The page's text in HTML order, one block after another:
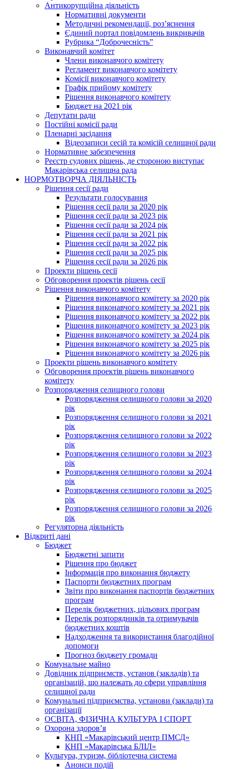
Антикорупційна діяльність
Нормативні документи
Методичні рекомендації, роз’яснення
Єдиний портал повідомлень викривачів
Рубрика “Доброчесність”
Виконавчий комітет
Члени виконавчого комітету
Регламент виконавчого комітету
Комісії виконавчого комітету
Графік прийому комітету
Рішення виконавчого комітету
Бюджет на 2021 рік
Депутати ради
Постійні комісії ради
Пленарні засідання
Відеозаписи сесій та комісій селищної ради
Нормативне забезпечення
Реєстр судових рішень, де стороною виступає
Макарівська селищна рада
НОРМОТВОРЧА ДІЯЛЬНІСТЬ
Рішення сесії ради
Результати голосування
Рішення сесії ради за 2020 рік
Рішення сесії ради за 2023 рік
Рішення сесії ради за 2024 рік
Рішення сесії ради за 2021 рік
Рішення сесії ради за 2022 рік
Рішення сесії ради за 2025 рік
Рішення сесії ради за 2026 рік
Проекти рішень сесії
Обговорення проектів рішень сесії
Рішення виконавчого комітету
Рішення виконавчого комітету за 2020 рік
Рішення виконавчого комітету за 2021 рік
Рішення виконавчого комітету за 2022 рік
Рішення виконавчого комітету за 2023 рік
Рішення виконавчого комітету за 2024 рік
Рішення виконавчого комітету за 2025 рік
Рішення виконавчого комітету за 2026 рік
Проекти рішень виконавчого комітету
Обговорення проектів рішень виконавчого
комітету
Розпорядження селищного голови
Розпорядження селищного голови за 2020
рік
Розпорядження селищного голови за 2021
рік
Розпорядження селищного голови за 2022
рік
Розпорядження селищного голови за 2023
рік
Розпорядження селищного голови за 2024
рік
Розпорядження селищного голови за 2025
рік
Розпорядження селищного голови за 2026
рік
Регуляторна діяльність
Відкриті дані
Бюджет
Бюджетні запити
Рішення про бюджет
Інформація про виконання бюджету
Паспорти бюджетних програм
Звіти про виконання паспортів бюджетних
програм
Перелік бюджетних, цільових програм
Перелік розпорядників та отримувачів
бюджетних коштів
Надходження та використання благодійної
допомоги
Прогноз бюджету громади
Комунальне майно
Довідник підприємств, установ (закладів) та
організацій, що належать до сфери управління
селищної ради
Комунальні підприємства, установи (заклади) та
організації
ОСВІТА, ФІЗИЧНА КУЛЬТУРА І СПОРТ
Охорона здоров’я
КНП «Макарівський центр ПМСД»
КНП «Макарівська БЛІЛ»
Культура, туризм, бібліотечна система
Анонси подій